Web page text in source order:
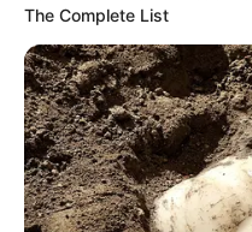
The Complete List